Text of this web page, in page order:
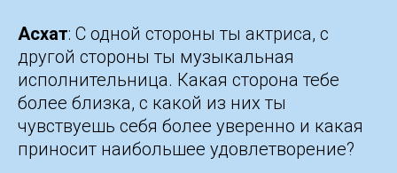
Асхат: С одной стороны ты актриса, с
другой стороны ты музыкальная
исполнительница. Какая сторона тебе
более близка, с какой из них ты
чувствуешь себя более уверенно и какая
приносит наибольшее удовлетворение?